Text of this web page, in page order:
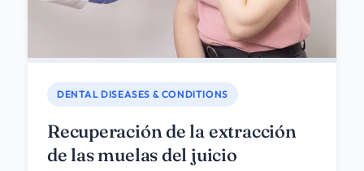
DENTAL DISEASES & CONDITIONS
Recuperación de la extracción
de las muelas del juicio